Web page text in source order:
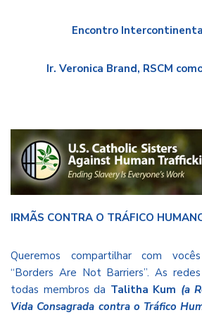
Encontro
Ir. Veronica Brand, RSCM
IRMÃS CONTRA O TRÁFICO
Queremos compartilhar com
“Borders Are Not Barriers”. As
todas membros da Talitha Kum (a
Vida Consagrada contra o Tráfico